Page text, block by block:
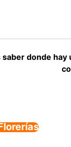
donde hay